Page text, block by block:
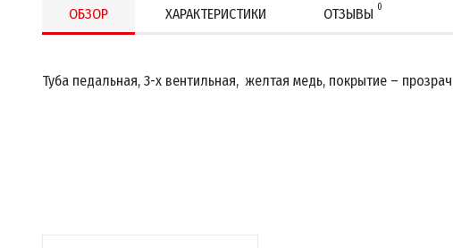
ОБЗОР ХАРАКТЕРИСТИКИ ОТЗЫВЫ 0
Туба педальная, 3-x вентильная, желтая медь, покрытие –